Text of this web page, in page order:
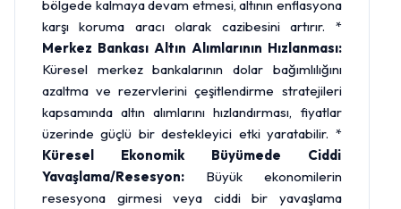
bölgede kalmaya devam etmesi, altının enflasyona
karşı koruma aracı olarak cazibesini artırır. *
Merkez Bankası Altın Alımlarının Hızlanması:
Küresel merkez bankalarının dolar bağımlılığını
azaltma ve rezervlerini çeşitlendirme stratejileri
kapsamında altın alımlarını hızlandırması, fiyatlar
üzerinde güçlü bir destekleyici etki yaratabilir. *
Küresel Ekonomik Büyümede Ciddi
Yavaşlama/Resesyon: Büyük ekonomilerin
resesyona girmesi veya ciddi bir yavaşlama